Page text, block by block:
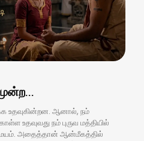
உதவுகின்றன. ஆனால், நம்
உதவுவது நம் புருவ மத்தியில்
அதைத்தான் ஆன்மீகத்தில்